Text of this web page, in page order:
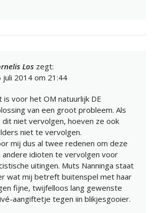
Los zegt:
juli 2014 om 21:44
is voor het OM natuurlijk DE
van een groot probleem. Als
dit niet vervolgen, hoeven ze ook
niet te vervolgen.
mij dus al twee redenen om deze
andere idioten te vervolgen voor
uitingen. Muts Nanninga staat
wat mij betreft buitenspel met haar
fijne, twijfelloos lang gewenste
aangiftetje tegen iin blikjesgooier.